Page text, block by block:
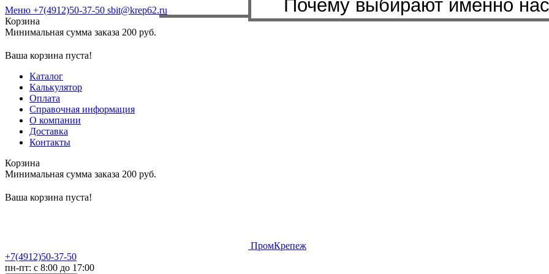
Меню +7(4912)50-37-50 sbit@krep62.ru
Корзина
Минимальная сумма заказа 200 руб.
Ваша корзина пуста!
Каталог
Калькулятор
Оплата
Справочная информация
О компании
Доставка
Контакты
Корзина
Минимальная сумма заказа 200 руб.
Ваша корзина пуста!
ПромКрепеж
+7(4912)50-37-50
пн-пт: с 8:00 до 17:00
Почему выбирают именно